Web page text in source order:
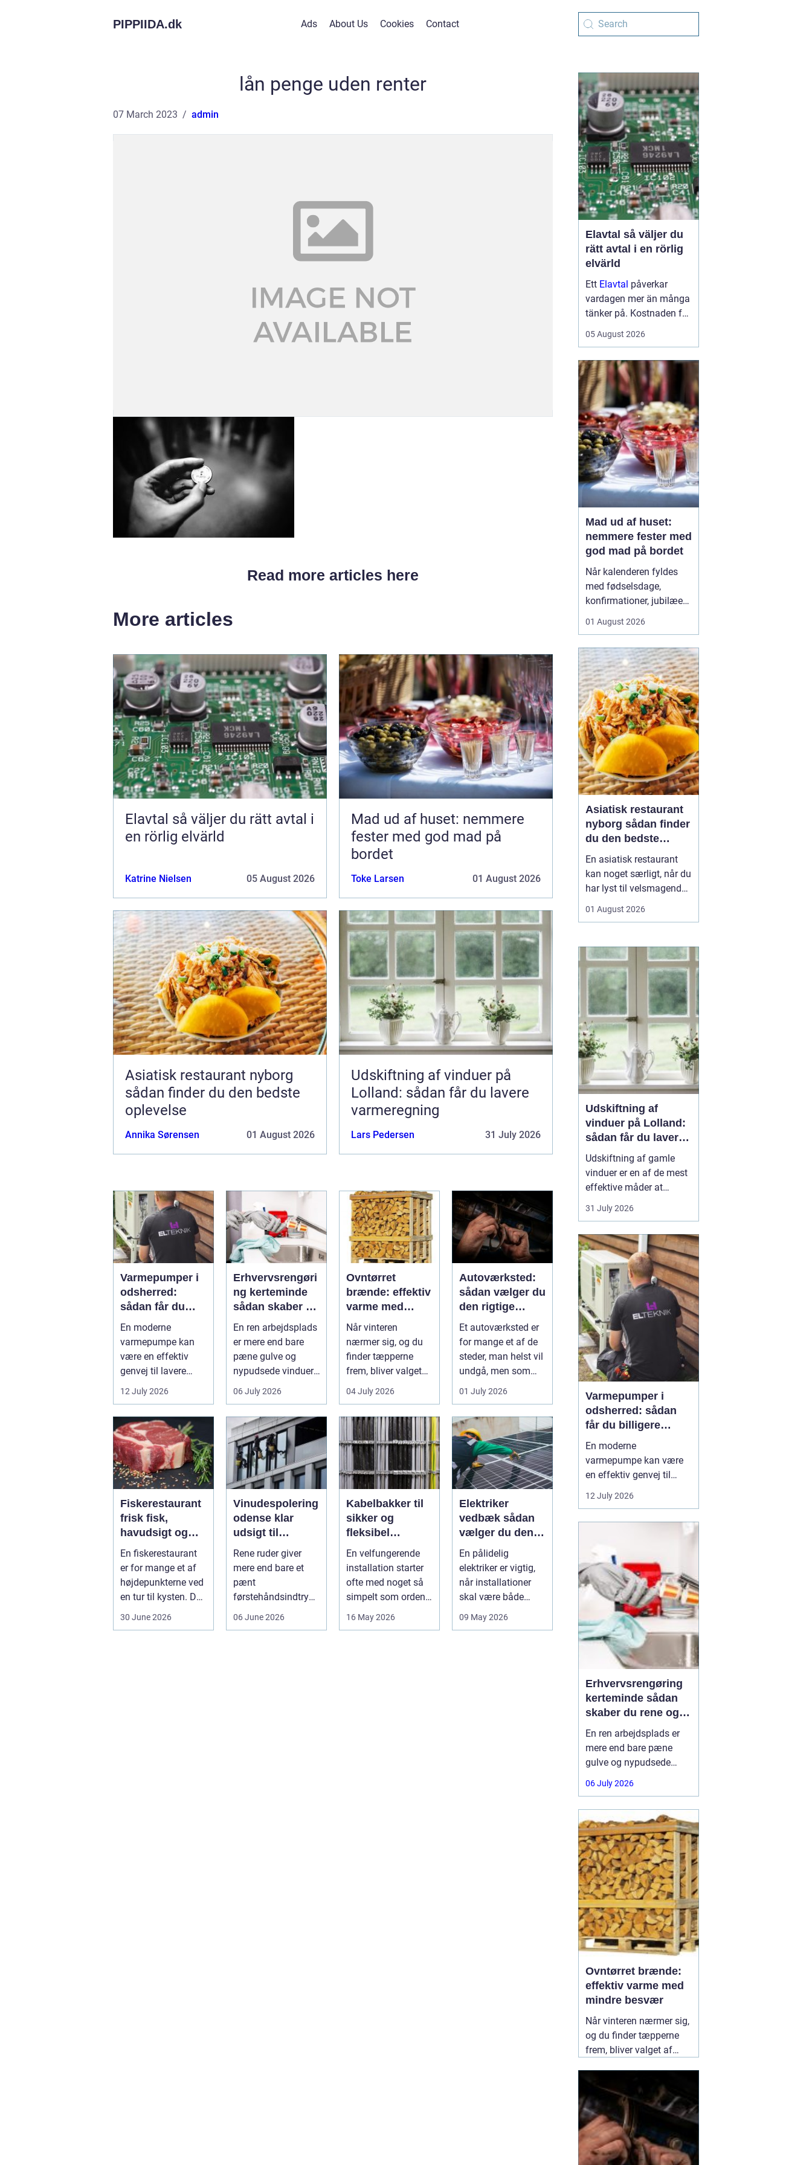
PIPPIIDA.dk Ads About Us Cookies Contact
lån penge uden renter
07 March 2023 admin
Read more articles here
More articles
Elavtal så väljer du rätt avtal i
en rörlig elvärld
Katrine Nielsen 05 August 2026
Mad ud af huset: nemmere
fester med god mad på
bordet
Toke Larsen 01 August 2026
Asiatisk restaurant nyborg
sådan finder du den bedste
oplevelse
Annika Sørensen 01 August 2026
Udskiftning af vinduer på
Lolland: sådan får du lavere
varmeregning
Lars Pedersen 31 July 2026
Varmepumper i
odsherred:
sådan får du
billigere varme
indeklima
En moderne
varmepumpe kan
være en effektiv
genvej til lavere
varmeregning,
mindre CO2-udslip
og et s...
12 July 2026
Erhvervsrengøri
ng kerteminde
sådan skaber du
rene og trygge
rammer på
arbejdspladsen
En ren arbejdsplads
er mere end bare
pæne gulve og
nypudsede vinduer.
Rengøring påvirker
medarbejder...
06 July 2026
Ovntørret
brænde: effektiv
varme med
mindre besvær
Når vinteren
nærmer sig, og du
finder tæpperne
frem, bliver valget
af brænde pludselig
vigtigt. Mang...
04 July 2026
Autoværksted:
sådan vælger du
den rigtige
mekaniker
Et autoværksted er
for mange et af de
steder, man helst vil
undgå, men som
man alligevel...
01 July 2026
Fiskerestaurant
frisk fisk,
havudsigt og
afslappet
atmosfære
En fiskerestaurant
er for mange et af
højdepunkterne ved
en tur til kysten. Du
30 June 2026
Vinudespolering
odense klar
udsigt til
hverdag og
erhverv
Rene ruder giver
mere end bare et
pænt
førstehåndsindtryk.
06 June 2026
Kabelbakker til
sikker og
fleksibel
kabelføring
En velfungerende
installation starter
ofte med noget så
simpelt som orden i
strøm-, da...
16 May 2026
Elektriker
vedbæk sådan
vælger du den
rigtige fagmand
En pålidelig
elektriker er vigtig,
når installationer
skal være både
holdbare. I e...
09 May 2026
Elavtal så väljer du
rätt avtal i en rörlig
elvärld
Ett Elavtal påverkar
vardagen mer än många
tänker på. Kostnaden för
fakturan, utan styr också
när priserna svänger.
Samtidigt är
elmarknaden svå...
05 August 2026
Mad ud af huset:
nemmere fester med
god mad på bordet
Når kalenderen fyldes
med fødselsdage,
konfirmationer, jubilæer
kan køkkenet hurtigt
Mange vil gerne forkæle
gæsterne med god mad,
men uden at bruge
dagevis på...
01 August 2026
Asiatisk restaurant
nyborg sådan finder
du den bedste
oplevelse
En asiatisk restaurant
kan noget særligt, når du
har lyst til velsmagende
velkendte og alligevel
hverdagsmaden. I
Nyborg og omegn leder
mange efter gode steder,
hvor hele familien kan
spise sig mæt i sushi,
kin...
01 August 2026
Udskiftning af
vinduer på Lolland:
sådan får du lavere
varmeregning
Udskiftning af gamle
vinduer er en af de mest
effektive måder at
forbedre både komfort,
indeklima og
på Lolland. Mange huse
i området har stadig
ældre trævinduer med
enkelt- eller termorude...
31 July 2026
Varmepumper i
odsherred: sådan
får du billigere
varme og et bedre
En moderne
varmepumpe kan være
en effektiv genvej til
lavere varmeregning,
mindre CO2-udslip og et
stadig opvarmes med
olie, el-radiatorer eller
ældre fyr, kan skiftet til
varmepumpe mæ...
12 July 2026
Erhvervsrengøring
kerteminde sådan
skaber du rene og
trygge rammer på
arbejdspladsen
En ren arbejdsplads er
mere end bare pæne
gulve og nypudsede
vinduer. Rengøring
påvirker medarbejdernes
førstehåndsindtryk og
virksomhedens samlede
udtryk. I Kerteminde og
omegn vælger mange
virksomheder derfor
professionel
06 July 2026
Ovntørret brænde:
effektiv varme med
mindre besvær
Når vinteren nærmer sig,
og du finder tæpperne
frem, bliver valget af
forskel på, hvor nemt
brænde antændes, hvor
længe det brænder, og
hvor meget røg det giver.
Her skiller04 July 2026